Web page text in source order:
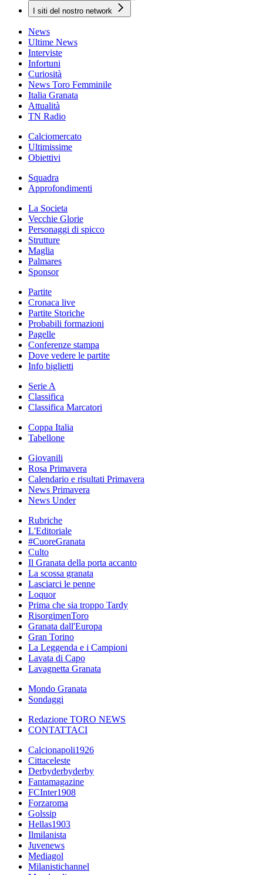
I siti del nostro network
News
Ultime News
Interviste
Infortuni
Curiosità
News Toro Femminile
Italia Granata
Attualità
TN Radio
Calciomercato
Ultimissime
Obiettivi
Squadra
Approfondimenti
La Societa
Vecchie Glorie
Personaggi di spicco
Strutture
Maglia
Palmares
Sponsor
Partite
Cronaca live
Partite Storiche
Probabili formazioni
Pagelle
Conferenze stampa
Dove vedere le partite
Info biglietti
Serie A
Classifica
Classifica Marcatori
Coppa Italia
Tabellone
Giovanili
Rosa Primavera
Calendario e risultati Primavera
News Primavera
News Under
Rubriche
L'Editoriale
#CuoreGranata
Culto
Il Granata della porta accanto
La scossa granata
Lasciarci le penne
Loquor
Prima che sia troppo Tardy
RisorgimenToro
Granata dall'Europa
Gran Torino
La Leggenda e i Campioni
Lavata di Capo
Lavagnetta Granata
Mondo Granata
Sondaggi
Redazione TORO NEWS
CONTATTACI
Calcionapoli1926
Cittaceleste
Derbyderbyderby
Fantamagazine
FCInter1908
Forzaroma
Golssip
Hellas1903
Ilmilanista
Juvenews
Mediagol
Milanistichannel